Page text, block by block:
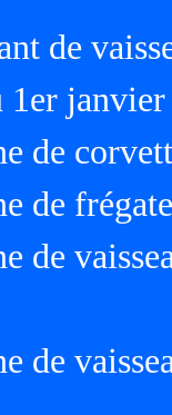
de
1er
de
de frégate
de
de